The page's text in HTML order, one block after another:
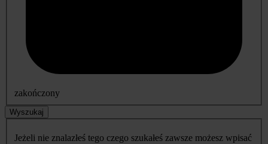
zakończony
Wyszukaj
Jeżeli nie znalazłeś tego czego szukałeś zawsze możesz wpisać